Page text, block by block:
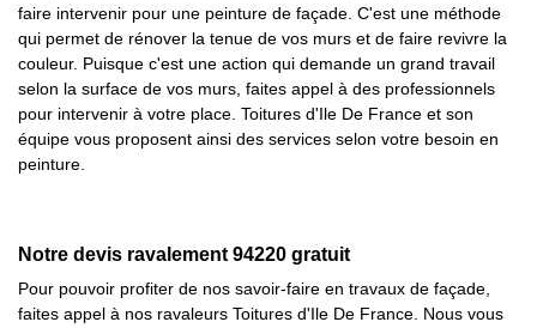
faire intervenir pour une peinture de façade. C'est une méthode
qui permet de rénover la tenue de vos murs et de faire revivre la
couleur. Puisque c'est une action qui demande un grand travail
selon la surface de vos murs, faites appel à des professionnels
pour intervenir à votre place. Toitures d'Ile De France et son
équipe vous proposent ainsi des services selon votre besoin en
peinture.
Notre devis ravalement 94220 gratuit
Pour pouvoir profiter de nos savoir-faire en travaux de façade,
faites appel à nos ravaleurs Toitures d'Ile De France. Nous vous